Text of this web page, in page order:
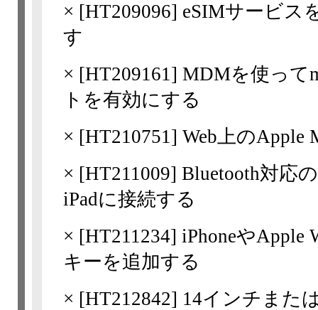
× [HT209096] eSIMサービス
す
× [HT209161] MDMを使って
トを有効にする
× [HT210751] Web上のApple
× [HT211009] Bluetooth対応
iPadに接続する
× [HT211234] iPhoneやApple
キーを追加する
× [HT212842] 14インチまた